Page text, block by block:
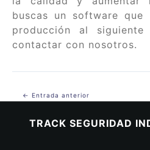
buscas un software
producción al
contactar con nosotros.
Navegación
entradas
← Entrada anterior
TRACK SEGURIDAD